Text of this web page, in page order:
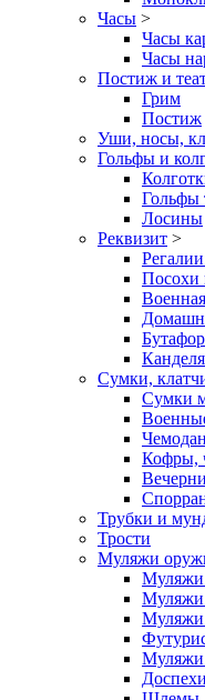
Часы >
Часы
Часы
Постиж и
Грим
Постиж
Уши, носы,
Гольфы и
Гольфы
Лосины
Реквизит >
Посохи
Сумки,
Сумки
Кофры,
Трубки и
Трости
Муляжи
Муляжи
Муляжи
Муляжи
Доспехи